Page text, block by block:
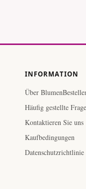
INFORMATION
Über
Häufig gestellte
Kontaktieren Sie uns
Kaufbedingungen
Datenschutzrichtlinie